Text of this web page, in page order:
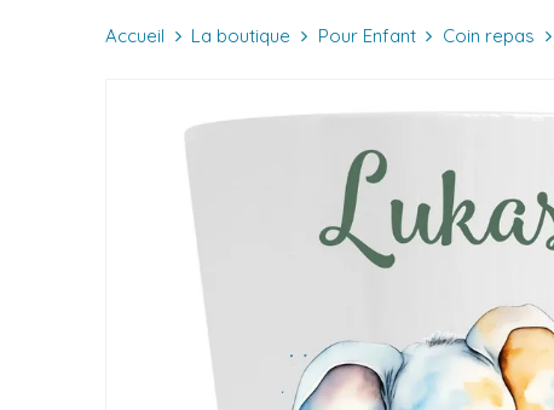
Accueil La boutique Pour Enfant Coin repas